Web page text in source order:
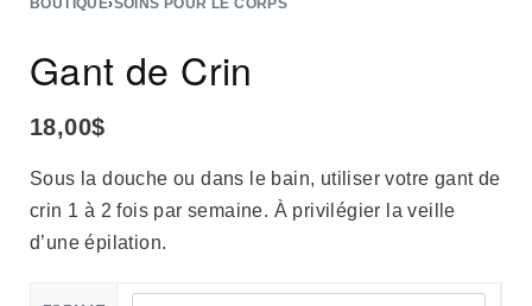
BOUTIQUE›SOINS POUR LE CORPS
Gant de Crin
18,00$
Sous la douche ou dans le bain, utiliser votre gant de
crin 1 à 2 fois par semaine. À privilégier la veille
d’une épilation.